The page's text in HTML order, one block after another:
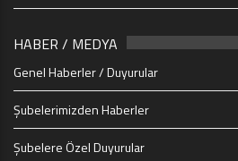
HABER / MEDYA
Genel Haberler / Duyurular
Şubelerimizden Haberler
Şubelere Özel Duyurular